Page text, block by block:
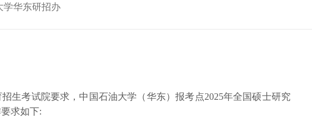
学华东研招办
生考试院要求，中国石油大学（华东）报考点2025年全国硕士研究
求如下: